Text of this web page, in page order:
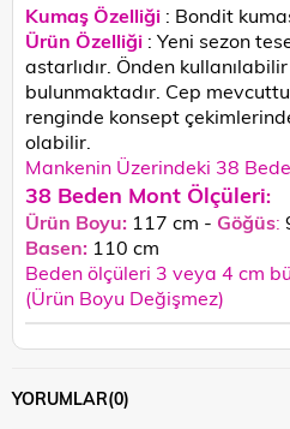
Kumaş Özelliği : Bondit
Ürün Özelliği : Yeni sezon
astarlıdır. Önden
bulunmaktadır. Cep
renginde konsept
olabilir.
Mankenin Üzerindeki 38
38 Beden Mont Ölçüleri:
Ürün Boyu: 117 cm - Göğüs:
Basen: 110 cm
Beden ölçüleri 3 veya 4 cm
(Ürün Boyu Değişmez)
YORUMLAR(0)